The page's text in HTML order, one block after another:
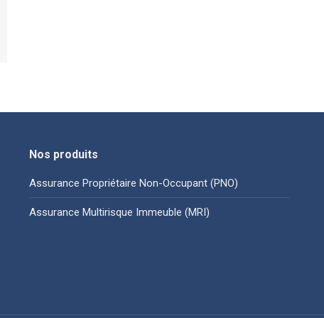
Nos produits
Assurance Propriétaire Non-Occupant (PNO)
Assurance Multirisque Immeuble (MRI)